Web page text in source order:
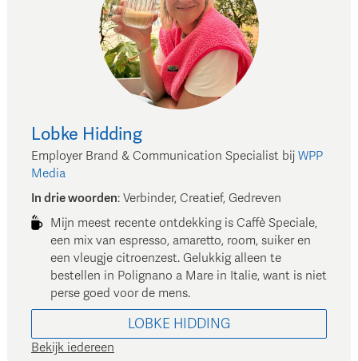
Lobke Hidding
Employer Brand & Communication Specialist bij WPP
Media
In drie woorden: Verbinder, Creatief, Gedreven
Mijn meest recente ontdekking is Caffè Speciale,
een mix van espresso, amaretto, room, suiker en
een vleugje citroenzest. Gelukkig alleen te
bestellen in Polignano a Mare in Italie, want is niet
perse goed voor de mens.
LOBKE HIDDING
Bekijk iedereen